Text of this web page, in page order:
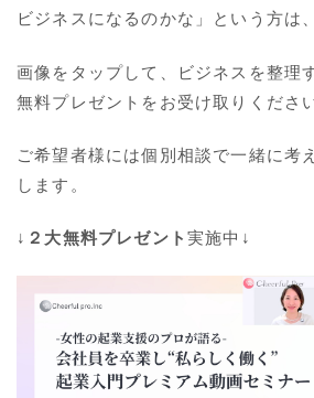
ビジネスになるのかな」という方は、
画像をタップして、ビジネスを整理
無料プレゼントをお受け取りくださ
ご希望者様には個別相談で一緒に考
します。
↓ ２大無料プレゼント実施中↓